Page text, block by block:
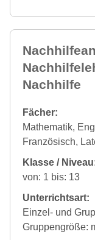
Nachhilfe
Fächer:
Mathematik,
Französisch,
Klasse /
von: 1 bis: 13
Unterrichtsart:
Einzel- und
Gruppengröße: